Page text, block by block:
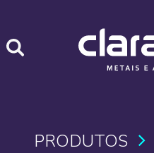
PRODUTOS